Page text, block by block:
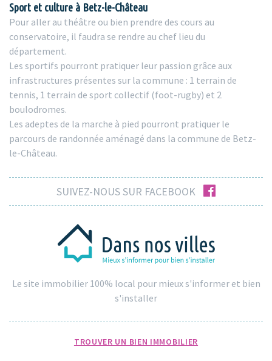
Sport et culture à Betz-le-Château
Pour aller au théâtre ou bien prendre des cours au
conservatoire, il faudra se rendre au chef lieu du
département.
Les sportifs pourront pratiquer leur passion grâce aux
infrastructures présentes sur la commune : 1 terrain de
tennis, 1 terrain de sport collectif (foot-rugby) et 2
boulodromes.
Les adeptes de la marche à pied pourront pratiquer le
parcours de randonnée aménagé dans la commune de Betz-
le-Château.
SUIVEZ-NOUS SUR FACEBOOK facebook
Le site immobilier 100% local pour mieux s'informer et bien
s'installer
TROUVER UN BIEN IMMOBILIER